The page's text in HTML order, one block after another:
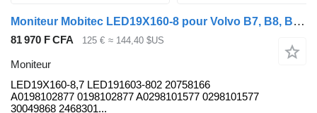
Moniteur Mobitec LED19X160-8 pour Volvo B7, B8, B9, B12 bus (2005-)
81 970 F CFA 125 € ≈ 144,40 $US
Moniteur
LED19X160-8,7 LED191603-802 20758166
A0198102877 0198102877 A0298101577 0298101577
30049868 2468301...